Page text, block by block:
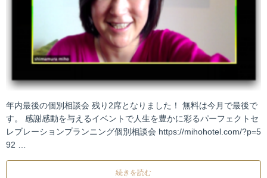
年内最後の個別相談会 残り2席となりました！ 無料は今月で最後で
す。 感謝感動を与えるイベントで人生を豊かに彩るパーフェクトセ
レブレーションプランニング個別相談会 https://mihohotel.com/?p=5
92 …
続きを読む